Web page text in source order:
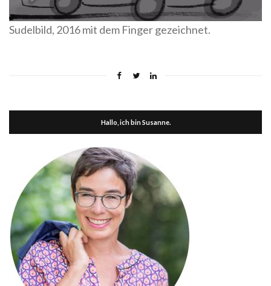
Sudelbild, 2016 mit dem Finger gezeichnet.
Hallo, ich bin Susanne.